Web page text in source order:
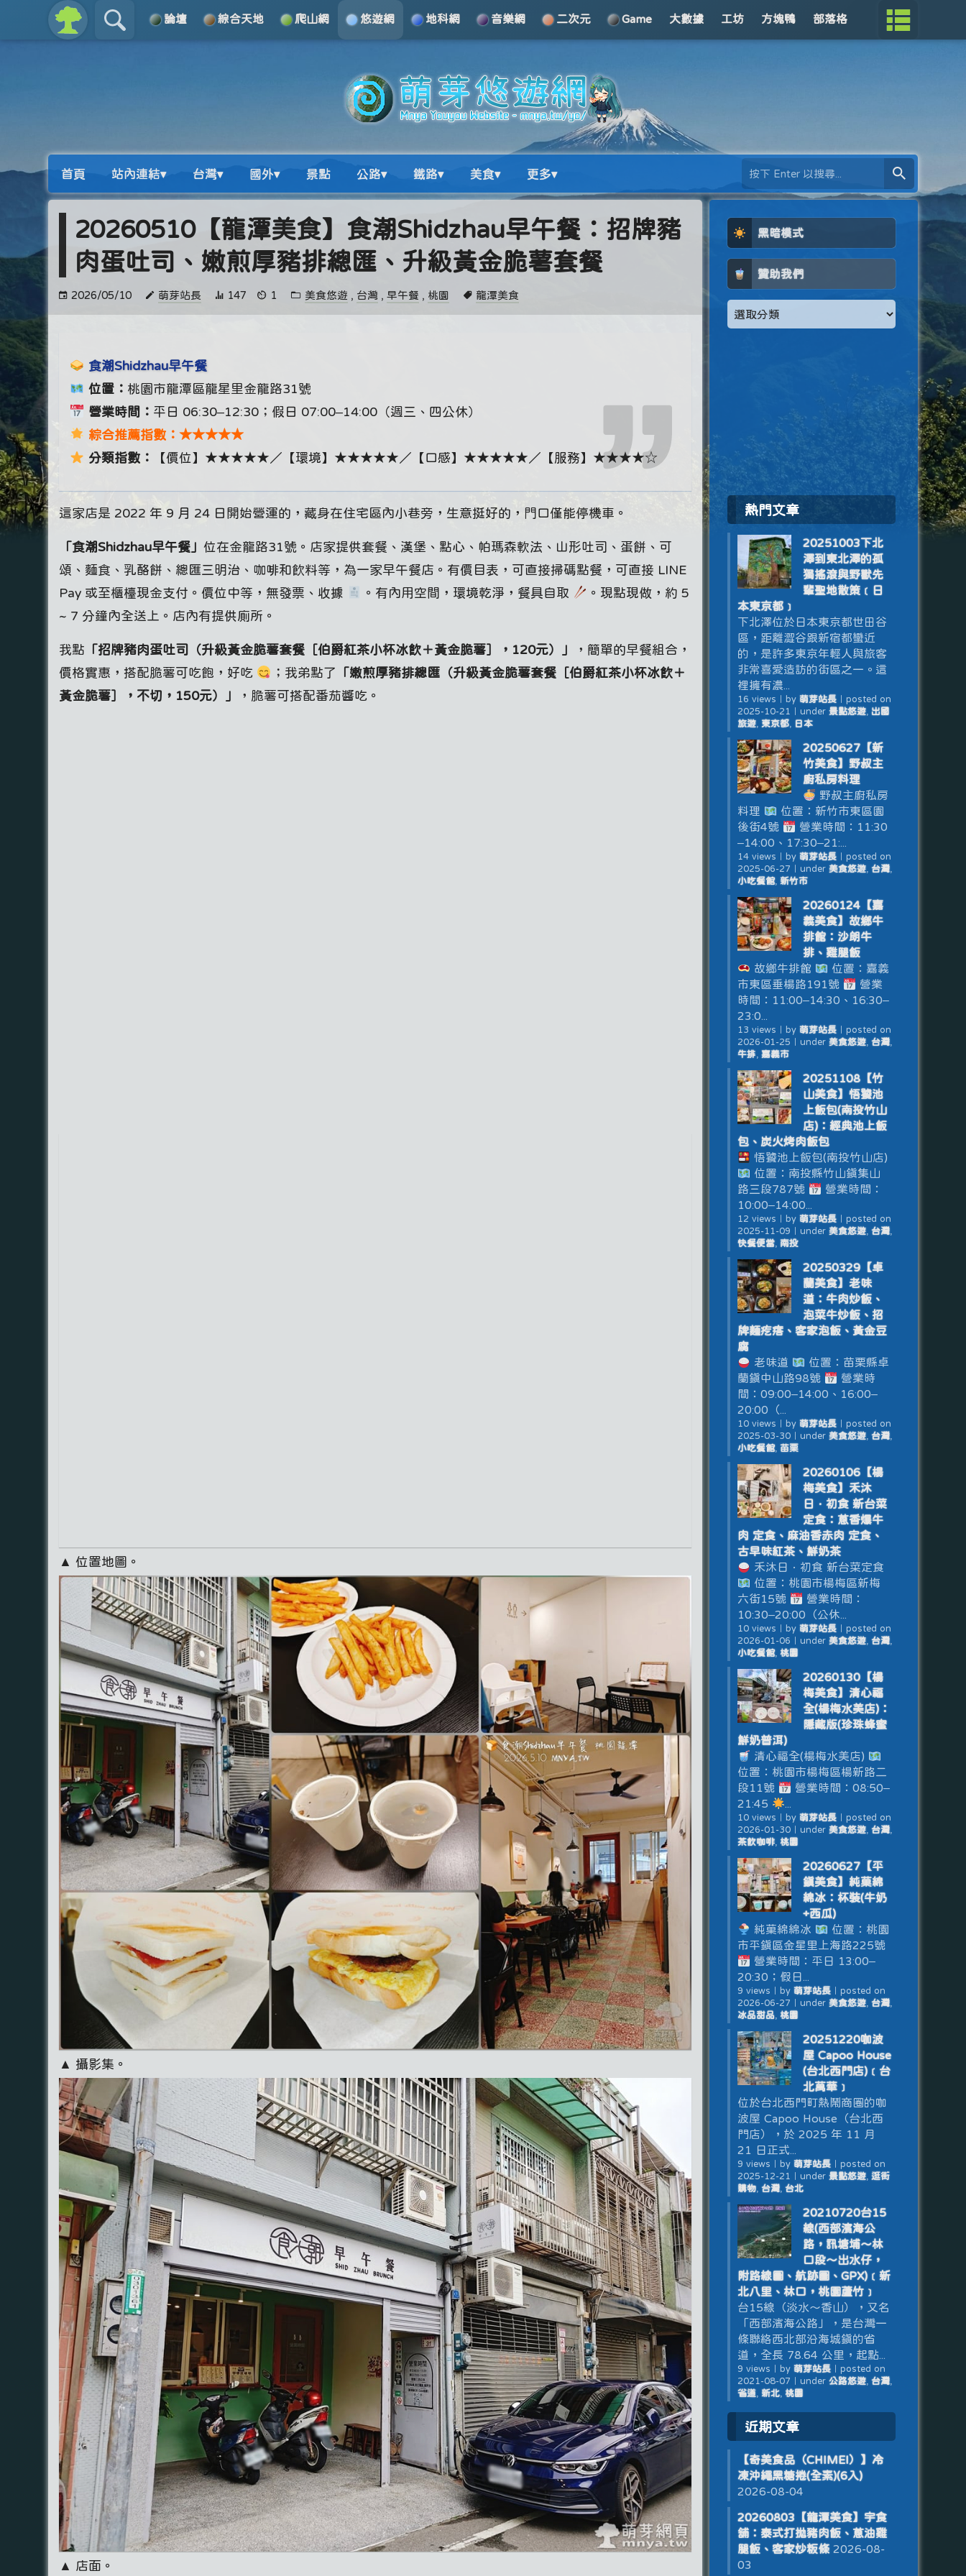
論壇 綜合天地 爬山網 悠遊網 地科網 音樂網 二次元 Game 大數據 工坊 方塊鴨 部落格
首頁 站內連結▾ 台灣▾ 國外▾ 景點 公路▾ 鐵路▾ 美食▾ 更多▾
20260510【龍潭美食】食潮Shidzhau早午餐：招牌豬
肉蛋吐司、嫩煎厚豬排總匯、升級黃金脆薯套餐
2026/05/10 萌芽站長 147 1 美食悠遊 , 台灣 ,早午餐 , 桃園 龍潭美食
食潮Shidzhau早午餐
位置： 桃園市龍潭區龍星里金龍路31號
營業時間： 平日 06:30–12:30；假日 07:00–14:00（週三、四公休）
綜合推薦指數：★★★★★
分類指數：
【價位】★★★★★／【環境】★★★★★／【口感】★★★★★／【服務】★★★★☆
這家店是 2022 年 9 月 24 日開始營運的，藏身在住宅區內小巷旁，生意挺好的，門口僅能停機車。
「食潮Shidzhau早午餐」位在金龍路31號。店家提供套餐、漢堡、點心、帕瑪森軟法、山形吐司、蛋餅、可
頌、麵食、乳酪餅、總匯三明治、咖啡和飲料等，為一家早午餐店。有價目表，可直接掃碼點餐，可直接 LINE
Pay 或至櫃檯現金支付。價位中等，無發票、收據
。有內用空間，環境乾淨，餐具自取
。現點現做，約 5
~ 7 分鐘內全送上。店內有提供廁所。
我點 「招牌豬肉蛋吐司（升級黃金脆薯套餐［伯爵紅茶小杯冰飲＋黃金脆薯］，120元） 」
，簡單的早餐組合，
價格實惠，搭配脆薯可吃飽，好吃
；我弟點了
「嫩煎厚豬排總匯（升級黃金脆薯套餐［伯爵紅茶小杯冰飲＋
黃金脆薯］，不切，150元）
」 ，脆薯可搭配番茄醬吃。
▲ 位置地圖。
▲ 攝影集。
▲ 店面。
黑暗模式
贊助我們
熱門文章
20251003下北
澤到東北澤的孤
獨搖滾與野獸先
輩聖地散策﹝日
本東京都﹞
下北澤位於日本東京都世田谷
區，距離澀谷跟新宿都蠻近
的，是許多東京年輕人與旅客
非常喜愛造訪的街區之一。這
裡擁有濃...
16 views by 萌芽站長｜ posted on
2025-10-21
under 景點悠遊, 出國
旅遊, 東京都, 日本
20250627【新
竹美食】野叔主
廚私房料理
野叔主廚私房
料理
位置：新竹市東區園
後街4號
營業時間：11:30
–14:00、17:30–21:...
14 views by 萌芽站長｜ posted on
2025-06-27
under 美食悠遊, 台灣,
小吃餐館, 新竹市
20260124【嘉
義美食】故鄉牛
排館：沙朗牛
排、雞腿飯
故鄉牛排館
位置：嘉義
市東區垂楊路191號
營業
時間：11:00–14:30、16:30–
23:0...
13 views by 萌芽站長｜ posted on
2026-01-25
under 美食悠遊, 台灣,
牛排
嘉義市
20251108【竹
山美食】悟饕池
上飯包(南投竹山
店)：經典池上飯
包、炭火烤肉飯包
悟饕池上飯包(南投竹山店)
位置：南投縣竹山鎮集山
路三段787號
營業時間：
10:00–14:00...
12 views by 萌芽站長｜ posted on
2025-11-09
under 美食悠遊, 台灣,
快餐便當, 南投
20250329【卓
蘭美食】老味
道：牛肉炒飯、
泡菜牛炒飯、招
牌麵疙瘩、客家泡飯、黃金豆
腐
老味道
位置：苗栗縣卓
蘭鎮中山路98號
營業時
間：09:00–14:00、16:00–
20:00（...
10 views by 萌芽站長｜ posted on
2025-03-30｜ under 美食悠遊, 台灣,
小吃餐館, 苗栗
20260106【楊
梅美食】禾沐
日．初食 新台菜
定食：蔥香爆牛
肉 定食、麻油香赤肉 定食、
古早味紅茶、鮮奶茶
禾沐日．初食 新台菜定食
位置：桃園市楊梅區新梅
六街15號
營業時間：
10:30–20:00（公休...
10 views by 萌芽站長｜ posted on
2026-01-06
under 美食悠遊, 台灣,
小吃餐館, 桃園
20260130【楊
梅美食】清心福
全(楊梅水美店)：
隱藏版(珍珠蜂蜜
鮮奶普洱)
清心福全(楊梅水美店)
位置：桃園市楊梅區楊新路二
段11號
營業時間：08:50–
21:45
10 views by 萌芽站長｜ posted on
2026-01-30｜ under 美食悠遊, 台灣,
茶飲咖啡, 桃園
20260627【平
鎮美食】純菓綿
綿冰：杯裝(牛奶
+西瓜)
純菓綿綿冰
位置：桃園
市平鎮區金星里上海路225號
營業時間：平日 13:00–
20:30；假日...
9 views by 萌芽站長｜ posted on
2026-06-27
under 美食悠遊, 台灣,
冰品甜品, 桃園
20251220咖波
屋 Capoo House
(台北西門店)﹝台
北萬華﹞
位於台北西門町熱鬧商圈的咖
波屋 Capoo House（台北西
門店），於 2025 年 11 月
21 日正式...
9 views by 萌芽站長｜ posted on
2025-12-21
under 景點悠遊, 逛街
購物, 台灣, 台北
20210720台15
線(西部濱海公
路，訊塘埔～林
口段～出水仔，
附路線圖、航跡圖、GPX)﹝新
北八里、林口，桃園蘆竹﹞
台15線（淡水～香山），又名
「西部濱海公路」，是台灣一
條聯絡西北部沿海城鎮的省
道，全長 78.64 公里，起點...
9 views by 萌芽站長｜ posted on
2021-08-07
under 公路悠遊, 台灣,
省道, 新北, 桃園
近期文章
【奇美食品（CHIMEI）】冷
凍沖繩黑糖捲(全素)(6入)
2026-08-04
20260803【龍潭美食】宇食
舖：泰式打拋豬肉飯、蔥油雞
腿飯、客家炒粄條 2026-08-
03